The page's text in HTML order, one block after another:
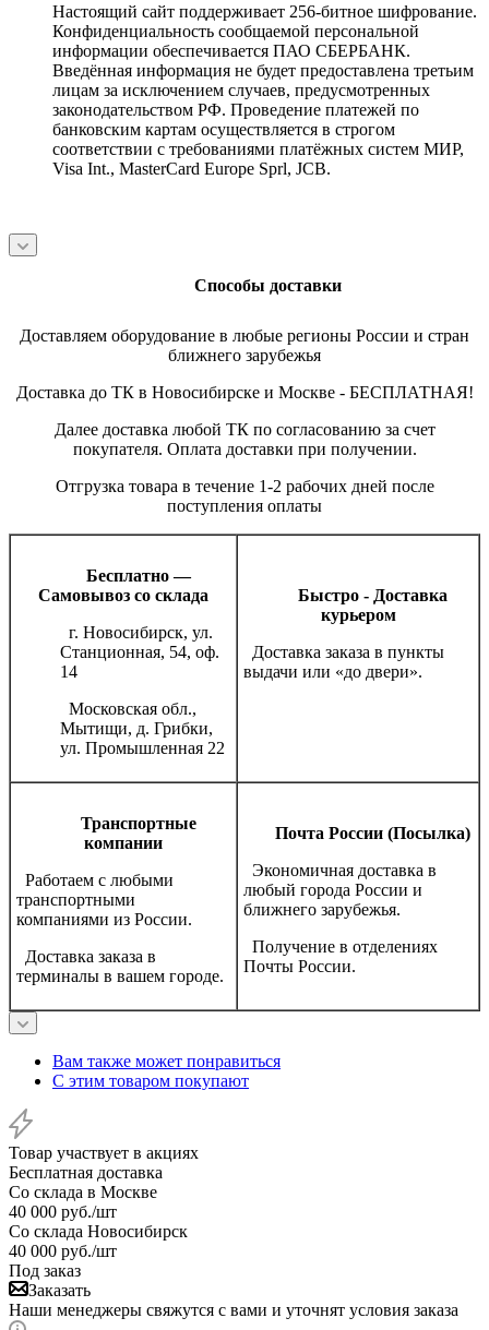
Настоящий сайт поддерживает 256-битное шифрование.
Конфиденциальность сообщаемой персональной
информации обеспечивается ПАО СБЕРБАНК.
Введённая информация не будет предоставлена третьим
лицам за исключением случаев, предусмотренных
законодательством РФ. Проведение платежей по
банковским картам осуществляется в строгом
соответствии с требованиями платёжных систем МИР,
Visa Int., MasterCard Europe Sprl, JCB.
Способы доставки
Доставляем оборудование в любые регионы России и стран
ближнего зарубежья
Доставка до ТК в Новосибирске и Москве - БЕСПЛАТНАЯ!
Далее доставка любой ТК по согласованию за счет
покупателя. Оплата доставки при получении.
Отгрузка товара в течение 1-2 рабочих дней после
поступления оплаты
Бесплатно —
Самовывоз со склада
г. Новосибирск, ул.
Станционная, 54, оф.
14
Московская обл.,
Мытищи, д. Грибки,
ул. Промышленная 22
Быстро - Доставка
курьером
Доставка заказа в пункты
выдачи или «до двери».
Транспортные
компании
Работаем с любыми
транспортными
компаниями из России.
Доставка заказа в
терминалы в вашем городе.
Почта России (Посылка)
Экономичная доставка в
любый города России и
ближнего зарубежья.
Получение в отделениях
Почты России.
Вам также может понравиться
С этим товаром покупают
Товар участвует в акциях
Бесплатная доставка
Со склада в Москве
40 000 руб./шт
Со склада Новосибирск
40 000 руб./шт
Под заказ
Заказать
Наши менеджеры свяжутся с вами и уточнят условия заказа